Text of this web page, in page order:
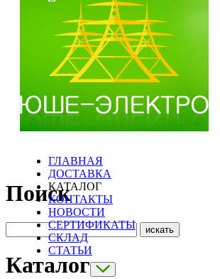
ГЛАВНАЯ
ДОСТАВКА
КАТАЛОГ
КОНТАКТЫ
НОВОСТИ
СЕРТИФИКАТЫ
СКЛАД
СТАТЬИ
Поиск
Каталог